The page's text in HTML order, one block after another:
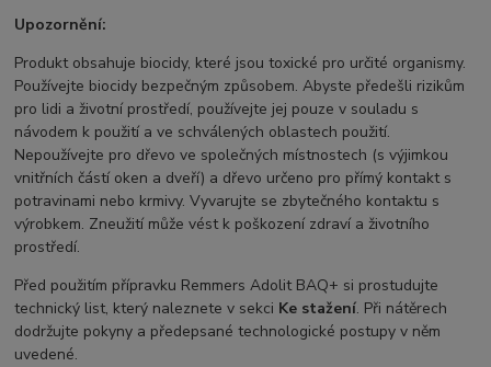
Upozornění:
Produkt obsahuje biocidy, které jsou toxické pro určité organismy.
Používejte biocidy bezpečným způsobem. Abyste předešli rizikům
pro lidi a životní prostředí, používejte jej pouze v souladu s
návodem k použití a ve schválených oblastech použití.
Nepoužívejte pro dřevo ve společných místnostech (s výjimkou
vnitřních částí oken a dveří) a dřevo určeno pro přímý kontakt s
potravinami nebo krmivy. Vyvarujte se zbytečného kontaktu s
výrobkem. Zneužití může vést k poškození zdraví a životního
prostředí.
Před použitím přípravku Remmers Adolit BAQ+ si prostudujte
technický list, který naleznete v sekci Ke stažení. Při nátěrech
dodržujte pokyny a předepsané technologické postupy v něm
uvedené.